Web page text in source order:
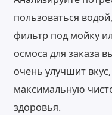
пользоваться
фильтр под мойку
осмоса для заказа
очень улучшит
максимальную
здоровья.